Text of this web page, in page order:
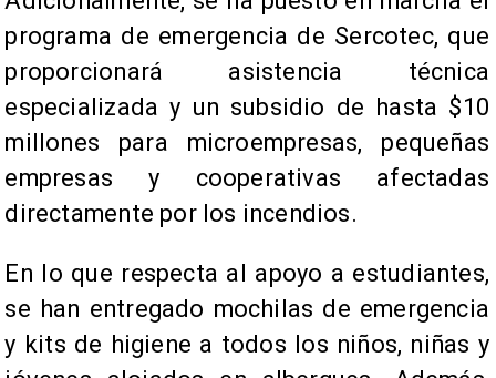
programa de emergencia de Sercotec, que
proporcionará asistencia técnica
especializada y un subsidio de hasta $10
millones para microempresas, pequeñas
empresas y cooperativas afectadas
directamente por los incendios.
En lo que respecta al apoyo a estudiantes,
se han entregado mochilas de emergencia
y kits de higiene a todos los niños, niñas y